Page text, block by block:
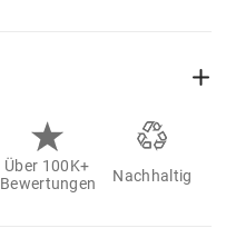
Über 100K+
Bewertungen
Nachhaltig